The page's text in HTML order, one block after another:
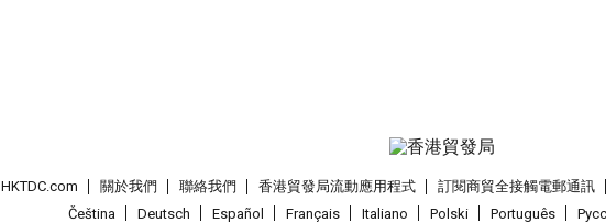
HKTDC.com 關於我們 聯絡我們 香港貿發局流動應用程式 訂閱商貿全接觸電郵通訊
Čeština
Deutsch Español Français Italiano Polski Português